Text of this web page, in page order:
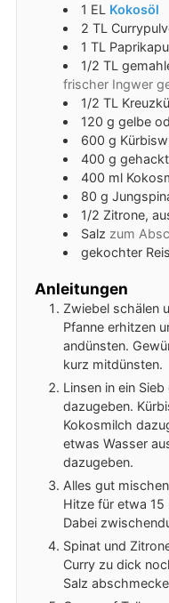
1 EL Kokosöl
2 TL
1 TL
1/2 TL
frischer Ingwer
1/2TL
120 g gelbe
600 g
400 g
400 ml
80 g
1/2 Zitrone,
Salz zum
gekochter Reis
Anleitungen
Zwiebel schälen
Pfanne erhitzen
andünsten.
kurz mitdünsten.
Linsen in ein
dazugeben.
Kokosmilch
etwas Wasser
dazugeben.
Alles gut
Hitze für etwa
Dabei
Spinat und
Curry zu dick
Salz